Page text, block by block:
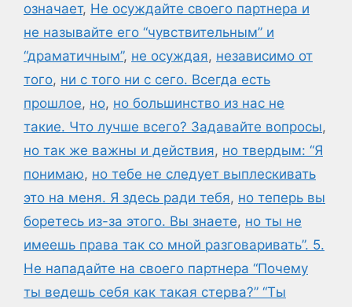
означает, Не осуждайте своего партнера и
не называйте его “чувствительным” и
“драматичным”, не осуждая, независимо от
того, ни с того ни с сего. Всегда есть
прошлое, но, но большинство из нас не
такие. Что лучше всего? Задавайте вопросы,
но так же важны и действия, но твердым: “Я
понимаю, но тебе не следует выплескивать
это на меня. Я здесь ради тебя, но теперь вы
боретесь из-за этого. Вы знаете, но ты не
имеешь права так со мной разговаривать”. 5.
Не нападайте на своего партнера “Почему
ты ведешь себя как такая стерва?” “Ты